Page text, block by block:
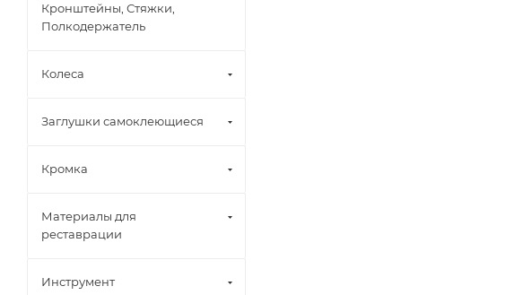
Кронштейны, Стяжки,
Полкодержатель
Колеса
Заглушки самоклеющиеся
Кромка
Материалы для
реставрации
Инструмент